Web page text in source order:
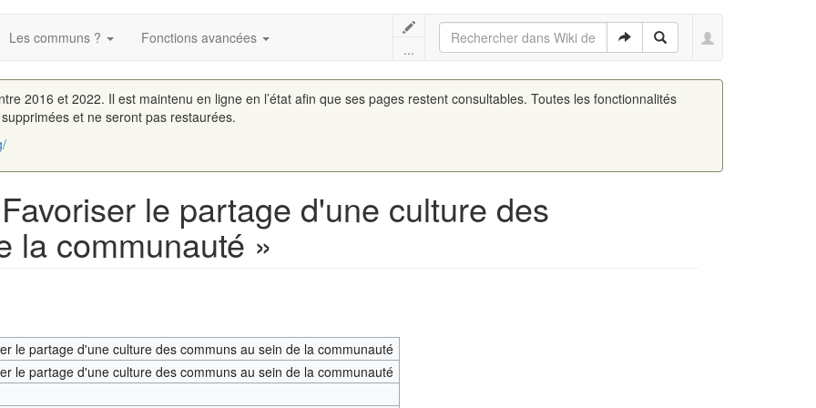
Les communs ? Fonctions avancées
...
2016 et 2022. Il est maintenu en ligne en l’état afin que ses pages restent consultables. Toutes les fonctionnalités
et ne seront pas restaurées.
le partage d'une culture des
la communauté »
le partage d'une culture des communs au sein de la communauté
le partage d'une culture des communs au sein de la communauté